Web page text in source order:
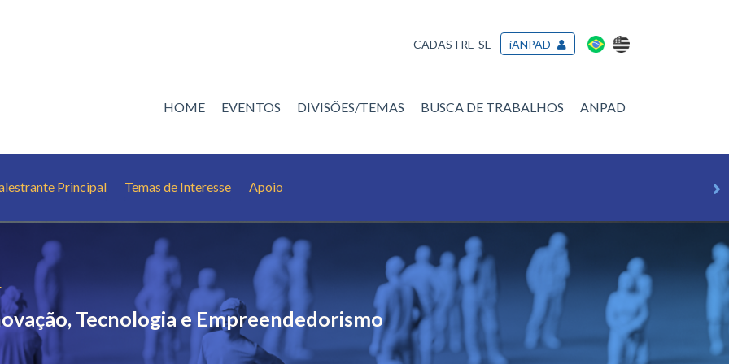
CADASTRE-SE iANPAD
HOME EVENTOS DIVISÕES/TEMAS BUSCA DE TRABALHOS ANPAD
Principal Temas de Interesse Apoio
Tecnologia e Empreendedorismo